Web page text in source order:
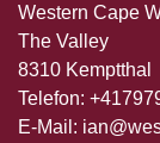
Western Cape
The Valley
8310 Kemptthal
Telefon:
E-Mail: